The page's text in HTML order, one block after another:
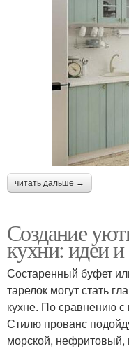
читать дальше →
Создание
кухни: идеи
Состаренный буфет
тарелок могут стать
кухне. По сравнению
Стилю прованс
морской, нефритовый,